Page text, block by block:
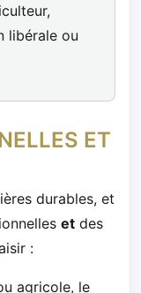
libérale ou
ET
durables, et
et des
:
agricole, le